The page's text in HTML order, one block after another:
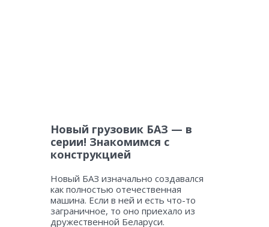
Новый грузовик БАЗ — в
серии! Знакомимся с
конструкцией
Новый БАЗ изначально создавался
как полностью отечественная
машина. Если в ней и есть что-то
заграничное, то оно приехало из
дружественной Беларуси.